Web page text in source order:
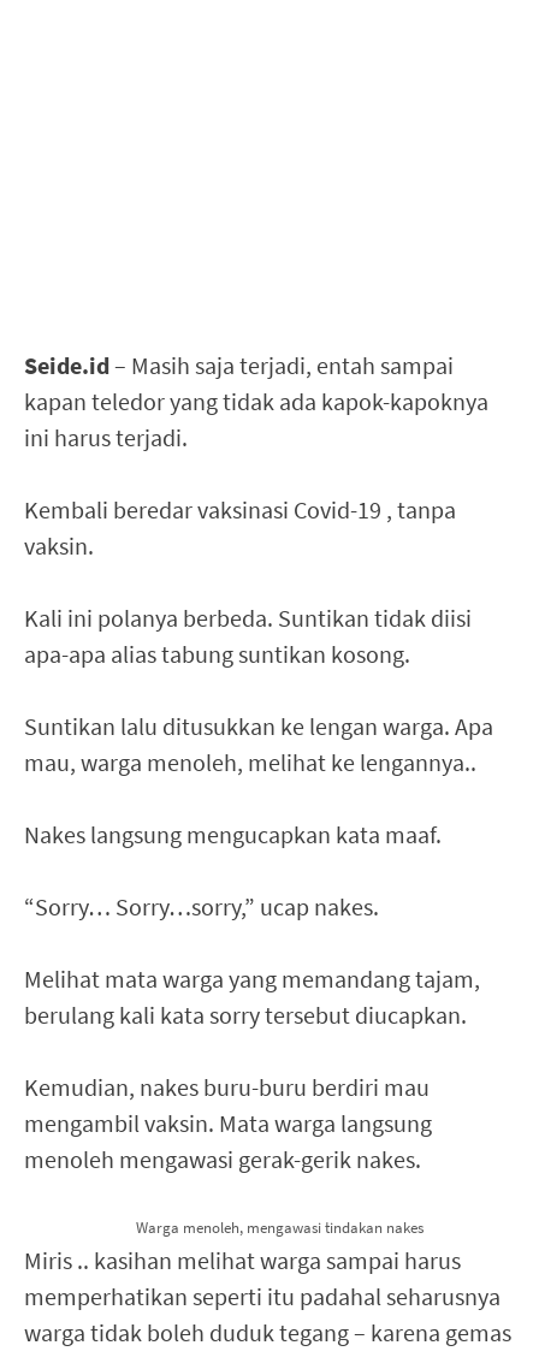
Seide.id– Masih saja terjadi, entah sampai
kapan teledor yang tidak ada kapok-kapoknya
ini harus terjadi.
Kembali beredar vaksinasi Covid-19 , tanpa
vaksin.
Kali ini polanya berbeda. Suntikan tidak diisi
apa-apa alias tabung suntikan kosong.
Suntikan lalu ditusukkan ke lengan warga. Apa
mau, warga menoleh, melihat ke lengannya..
Nakes langsung mengucapkan kata maaf.
“Sorry… Sorry…sorry,” ucap nakes.
Melihat mata warga yang memandang tajam,
berulang kali kata sorry tersebut diucapkan.
Kemudian, nakes buru-buru berdiri mau
mengambil vaksin. Mata warga langsung
menoleh mengawasi gerak-gerik nakes.
Warga menoleh, mengawasi tindakan nakes
Miris .. kasihan melihat warga sampai harus
memperhatikan seperti itu padahal seharusnya
warga tidak boleh duduk tegang – karena gemas